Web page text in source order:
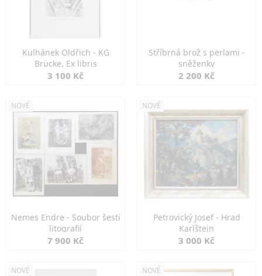
Kulhánek Oldřich - KG
Brücke, Ex libris
3 100 Kč
Stříbrná brož s perlami -
sněženky
2 200 Kč
NOVÉ
Nemes Endre - Soubor šesti
litografií
7 900 Kč
NOVÉ
Petrovický Josef - Hrad
Karlštejn
3 000 Kč
NOVÉ NOVÉ